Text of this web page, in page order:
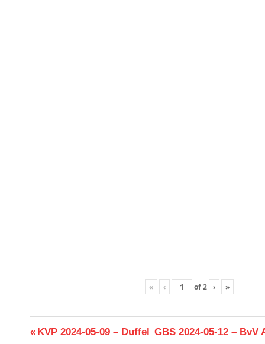
« ‹ of2 › »
Berichtnavigatie
Previous
KVP 2024-05-09 – Duffel Next
GBS 2024-05-12 – BvV